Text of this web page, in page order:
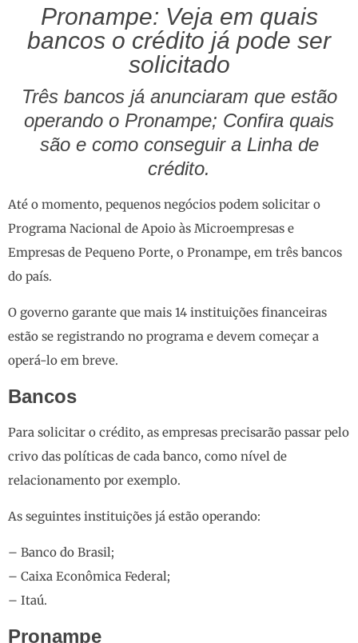
Pronampe: Veja em quais
bancos o crédito já pode ser
solicitado
Três bancos já anunciaram que estão
operando o Pronampe; Confira quais
são e como conseguir a Linha de
crédito.
Até o momento, pequenos negócios podem solicitar o
Programa Nacional de Apoio às Microempresas e
Empresas de Pequeno Porte, o Pronampe, em três bancos
do país.
O governo garante que mais 14 instituições financeiras
estão se registrando no programa e devem começar a
operá-lo em breve.
Bancos
Para solicitar o crédito, as empresas precisarão passar pelo
crivo das políticas de cada banco, como nível de
relacionamento por exemplo.
As seguintes instituições já estão operando:
– Banco do Brasil;
– Caixa Econômica Federal;
– Itaú.
Pronampe